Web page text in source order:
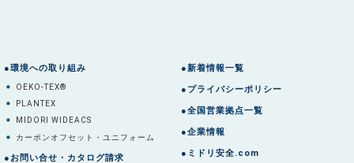
●環境への取り組み
OEKO-TEX®
PLANTEX
MIDORI WIDEACS
カーボンオフセット・ユニフォーム
●お問い合せ・カタログ請求
●新着情報一覧
●プライバシーポリシー
●全国営業拠点一覧
●企業情報
●ミドリ安全.com